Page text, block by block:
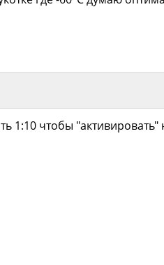
1:10 чтобы